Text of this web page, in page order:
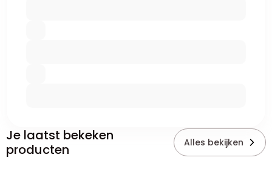
Je laatst bekeken
producten
Alles bekijken